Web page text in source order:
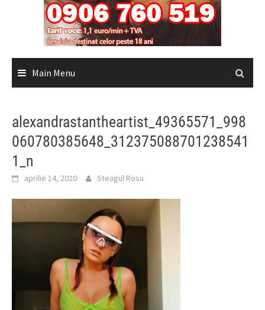
Main Menu
alexandrastantheartist_49365571_998
060780385648_312375088701238541
1_n
aprilie 14, 2020 Steagul Rosu